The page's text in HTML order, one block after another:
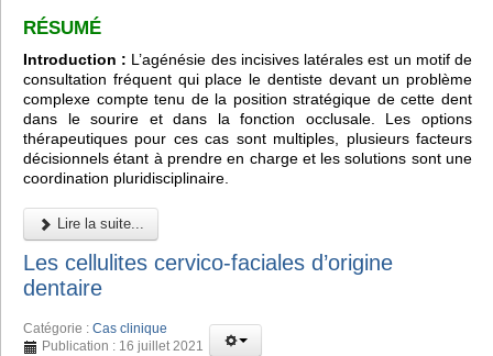
RÉSUMÉ
Introduction : L’agénésie des incisives latérales est un motif de
consultation fréquent qui place le dentiste devant un problème
complexe compte tenu de la position stratégique de cette dent
dans le sourire et dans la fonction occlusale. Les options
thérapeutiques pour ces cas sont multiples, plusieurs facteurs
décisionnels étant à prendre en charge et les solutions sont une
coordination pluridisciplinaire.
Lire la suite...
Les cellulites cervico-faciales d’origine
dentaire
Catégorie : Cas clinique
Publication : 16 juillet 2021